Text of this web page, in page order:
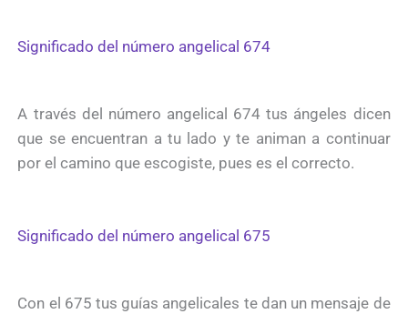
Significado del número angelical 674
A través del número angelical 674 tus ángeles dicen
que se encuentran a tu lado y te animan a continuar
por el camino que escogiste, pues es el correcto.
Significado del número angelical 675
Con el 675 tus guías angelicales te dan un mensaje de